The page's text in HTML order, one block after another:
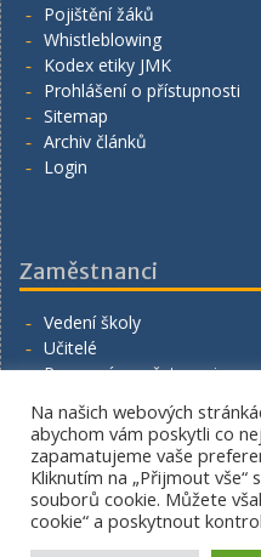
Pojištění žáků
Whistleblowing
Kodex etiky JMK
Prohlášení o přístupnosti
Sitemap
Archiv článků
Login
Zaměstnanci
Vedení školy
Učitelé
Provozní zaměstnanci
Napište nám
Copyright.
Na našich webových
abychom vám poskytli co
zapamatujeme vaše
Kliknutím na „Přijmout vše“
souborů cookie. Můžete
cookie“ a poskytnout